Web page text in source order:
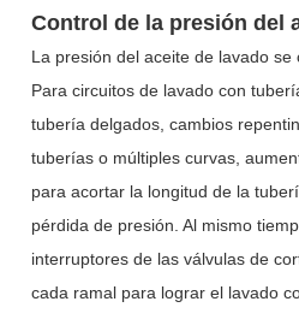
Control de la presión del
La presión del aceite de lavado se
Para circuitos de lavado con
tubería delgados, cambios
tuberías o múltiples curvas,
para acortar la longitud de la
pérdida de presión. Al mismo
interruptores de las válvulas de
cada ramal para lograr el lavado